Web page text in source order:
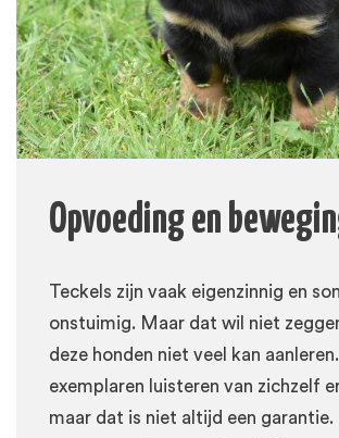
Opvoeding en
Teckels zijn vaak eigenzinnig en
onstuimig. Maar dat wil niet
deze honden niet veel kan
exemplaren luisteren van zichzelf
maar dat is niet altijd een garantie.